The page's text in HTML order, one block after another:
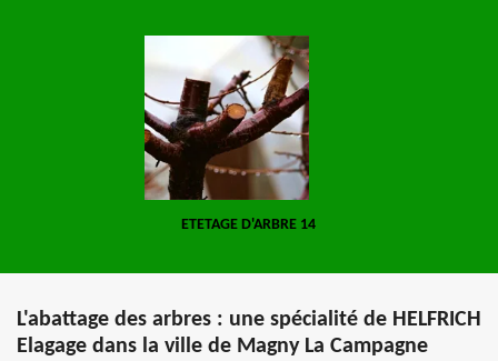
ETETAGE D'ARBRE 14
L'abattage des arbres : une spécialité de HELFRICH
Elagage dans la ville de Magny La Campagne